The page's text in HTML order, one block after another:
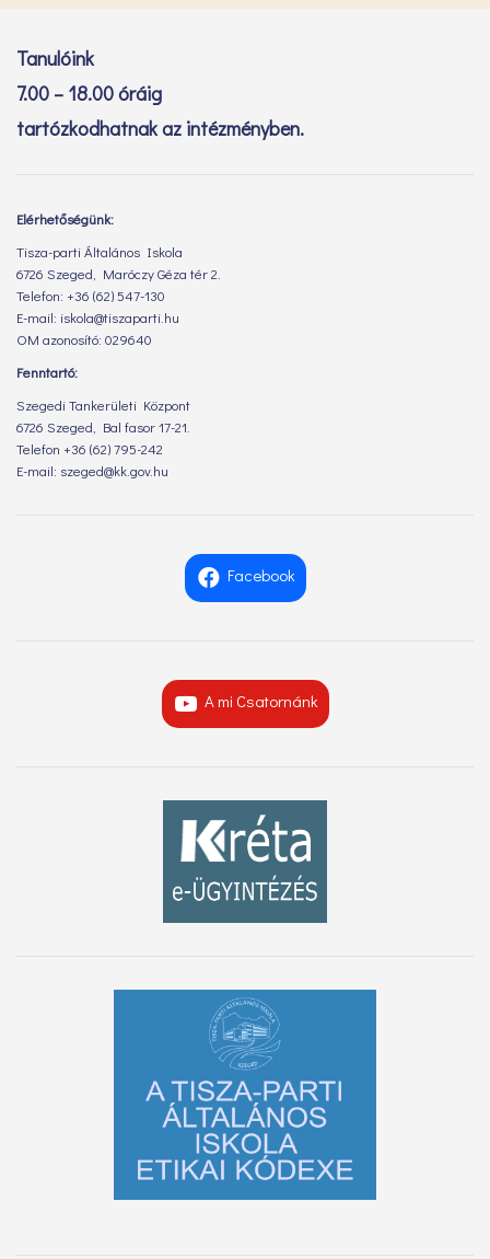
Tanulóink
7.00 – 18.00 óráig
tartózkodhatnak az intézményben.
Elérhetőségünk:
Tisza-parti Általános Iskola
6726 Szeged, Maróczy Géza tér 2.
Telefon: +36 (62) 547-130
E-mail: iskola@tiszaparti.hu
OM azonosító: 029640
Fenntartó:
Szegedi Tankerületi Központ
6726 Szeged, Bal fasor 17-21.
Telefon +36 (62) 795-242
E-mail: szeged@kk.gov.hu
Facebook
A mi Csatornánk